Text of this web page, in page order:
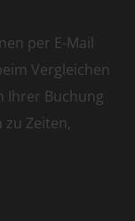
per E-Mail
Vergleichen
Ihrer Buchung
zu Zeiten,